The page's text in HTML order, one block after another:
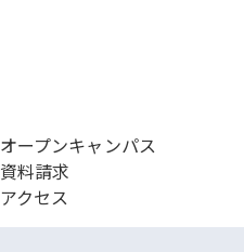
オープンキャンパス
資料請求
アクセス